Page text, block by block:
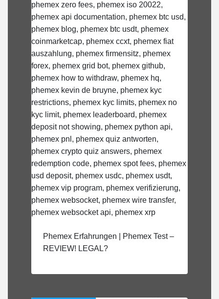
Phemex Erfahrungen | Phemex Test –
REVIEW! LEGAL?